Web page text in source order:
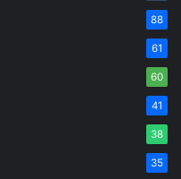
88
61
60
41
38
35